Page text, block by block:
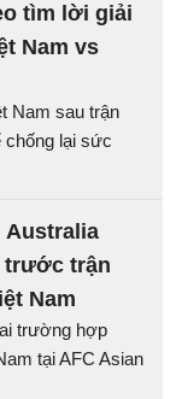
tìm lời giải
Nam vs
Nam sau trận
chống lại sức
Australia
trận
Nam
trường hợp
tại AFC Asian